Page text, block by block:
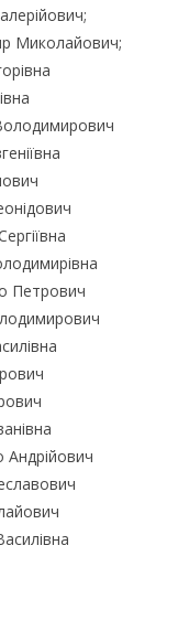
Миколайович;
Петрович
Андрійович